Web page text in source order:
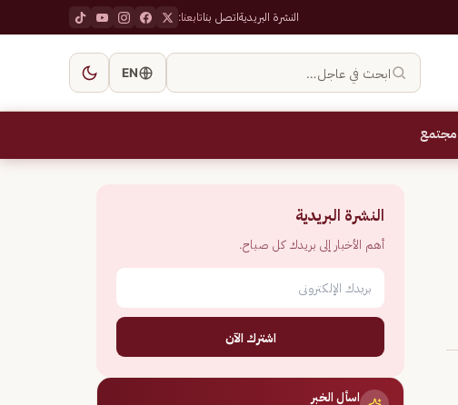
النشرة البريديةاتصل بناتابعنا:
ابحث في عاجل… EN
مجتمع
النشرة البريدية
أهم الأخبار إلى بريدك كل صباح.
اشترك الآن
اسأل الخبر